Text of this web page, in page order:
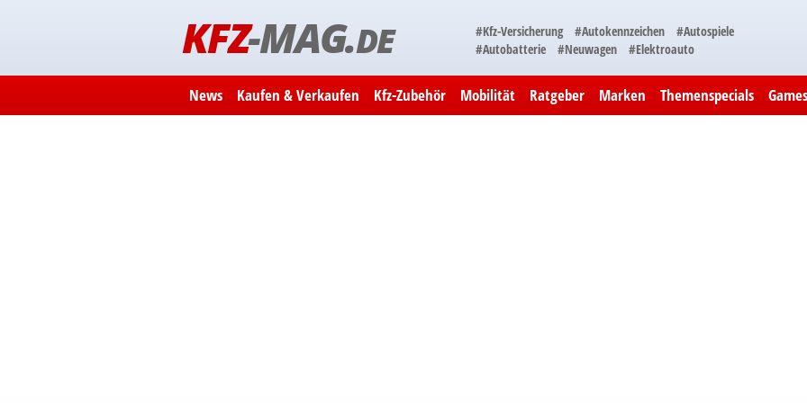
KFZ-MAG.DE #Kfz-Versicherung #Autokennzeichen
#Autospiele
#Autobatterie
#Neuwagen #Elektroauto
News Kaufen & Verkaufen Kfz-Zubehör Mobilität Ratgeber Marken Themenspecials Games